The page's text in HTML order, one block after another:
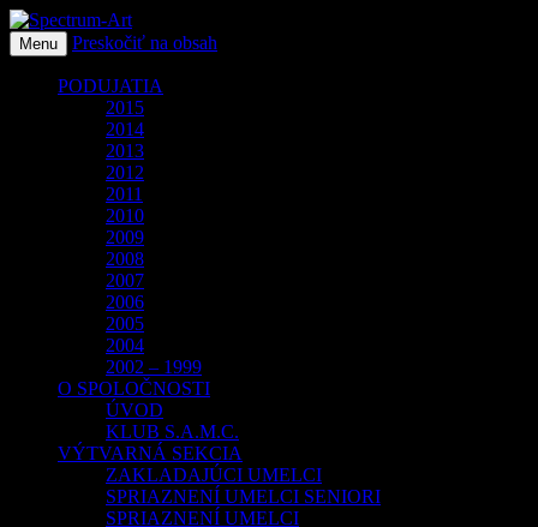
Spectrum-Art
O spoločnosti Spectrum Art
Menu Preskočiť na obsah
PODUJATIA
2015
2014
2013
2012
2011
2010
2009
2008
2007
2006
2005
2004
2002 – 1999
O SPOLOČNOSTI
ÚVOD
KLUB S.A.M.C.
VÝTVARNÁ SEKCIA
ZAKLADAJÚCI UMELCI
SPRIAZNENÍ UMELCI SENIORI
SPRIAZNENÍ UMELCI